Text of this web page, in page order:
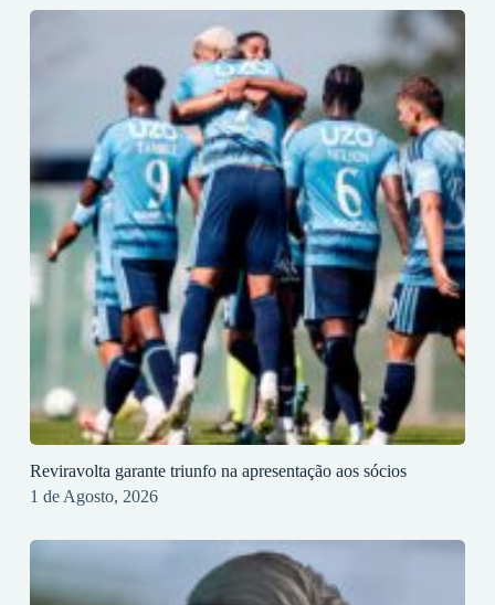
Reviravolta garante triunfo na apresentação aos sócios
1 de Agosto, 2026